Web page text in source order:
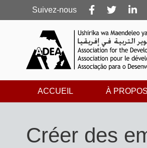
Follow
us
Suivez-nous
ACCUEIL À PROPOS
Créer des